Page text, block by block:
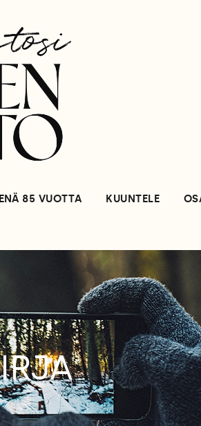
85 VUOTTA KUUNTELE